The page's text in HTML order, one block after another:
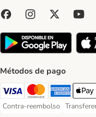
Métodos de pago
Visa Payment Method
Mastercard Payment
AmericanApple
Contra-reembolso
Contra-reembolso Payment